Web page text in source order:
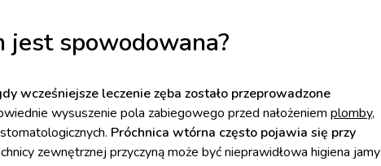
jest spowodowana?
wcześniejsze leczenie zęba zostało przeprowadzone
wysuszenie pola zabiegowego przed nałożeniem plomby,
Próchnica wtórna często pojawia się przy
zewnętrznej przyczyną może być nieprawidłowa higiena jamy